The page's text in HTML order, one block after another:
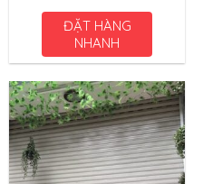
ĐẶT HÀNG
NHANH